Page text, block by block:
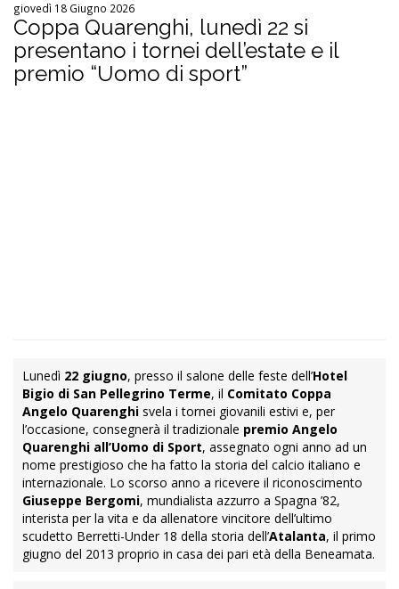
giovedì 18 Giugno 2026
Coppa Quarenghi, lunedì 22 si
presentano i tornei dell’estate e il
premio “Uomo di sport”
Lunedì 22 giugno, presso il salone delle feste dell’Hotel
Bigio di San Pellegrino Terme, il Comitato Coppa
Angelo Quarenghi svela i tornei giovanili estivi e, per
l’occasione, consegnerà il tradizionale premio Angelo
Quarenghi all’Uomo di Sport, assegnato ogni anno ad un
nome prestigioso che ha fatto la storia del calcio italiano e
internazionale. Lo scorso anno a ricevere il riconoscimento
Giuseppe Bergomi, mundialista azzurro a Spagna ’82,
interista per la vita e da allenatore vincitore dell’ultimo
scudetto Berretti-Under 18 della storia dell’Atalanta, il primo
giugno del 2013 proprio in casa dei pari età della Beneamata.